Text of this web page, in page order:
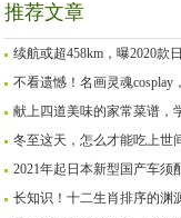
推荐文章
续航或超458km，曝2020款
不看遗憾！名画灵魂cosplay
献上四道美味的家常菜谱，
冬至这天，怎么才能吃上世
2021年起日本新型国产车须
长知识！十二生肖排序的渊